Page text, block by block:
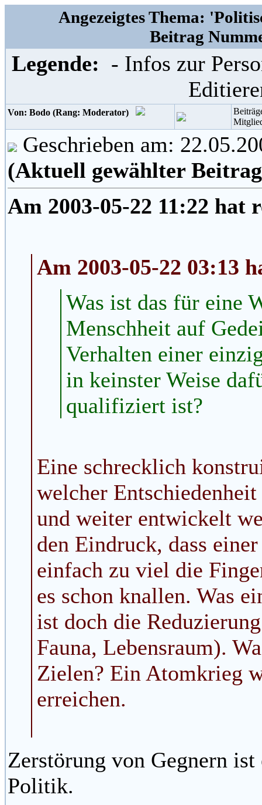
Angezeigtes Thema:
Beitrag
Legende: - Infos zur
Von: Bodo (Rang: Moderator)
Geschrieben am:
(Aktuell gewählter
Am 2003-05-22 11:22 hat
Am 2003-05-22 03:13
Was ist das für eine
Menschheit auf
Verhalten einer
in keinster Weise
qualifiziert ist?
Eine schrecklich
welcher
und weiter entwickelt
den Eindruck, dass
einfach zu viel die
es schon knallen. Was
ist doch die
Fauna, Lebensraum).
Zielen? Ein Atomkrieg
erreichen.
Zerstörung von Gegnern
Politik.